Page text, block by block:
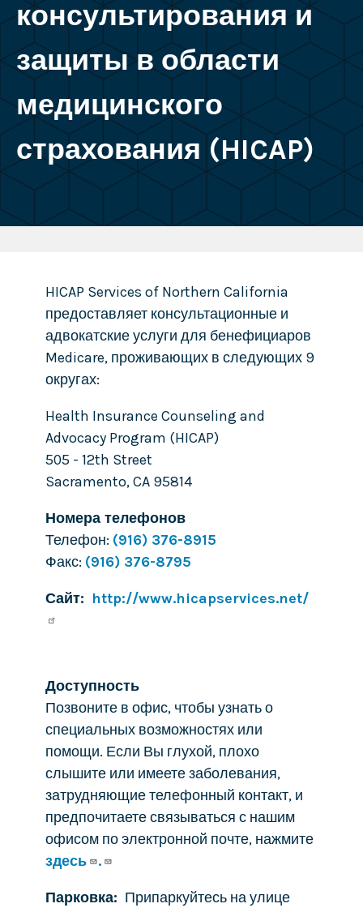
консультирования и
защиты в области
медицинского
страхования (HICAP)
HICAP Services of Northern California
предоставляет консультационные и
адвокатские услуги для бенефициаров
Medicare, проживающих в следующих 9
округах:
Health Insurance Counseling and
Advocacy Program (HICAP)
505 - 12th Street
Sacramento,CA 95814
Номера телефонов
Телефон: (916) 376-8915
Факс: (916) 376-8795
Сайт http://www.hicapservices.net/
Доступность
Позвоните в офис, чтобы узнать о
специальных возможностях или
помощи. Если Вы глухой, плохо
слышите или имеете заболевания,
затрудняющие телефонный контакт, и
предпочитаете связываться с нашим
офисом по электронной почте, нажмите
здесь
.
Парковка
Припаркуйтесь на улице